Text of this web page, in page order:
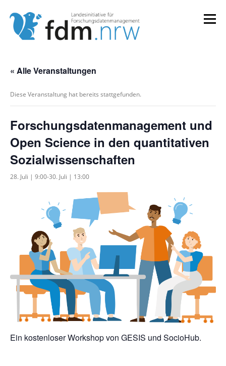
Inhalt
springen
Menü
KOMPETENZEN & VERANSTALTUNGEN
« Alle Veranstaltungen
Diese Veranstaltung hat bereits stattgefunden.
Forschungsdatenmanagement und
Open Science in den quantitativen
Sozialwissenschaften
28. Juli | 9:00-30. Juli | 13:00
Ein kostenloser Workshop von GESIS und SocioHub.